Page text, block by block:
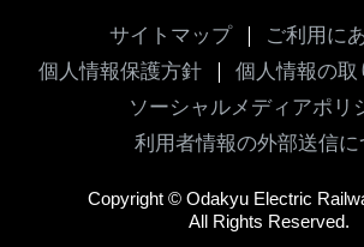
サイトマップ
ご利用に
個人情報保護方針
個人情報の取
ソーシャルメディアポリ
利用者情報の外部送信に
Copyright © Odakyu Electric
All Rights Reserved.